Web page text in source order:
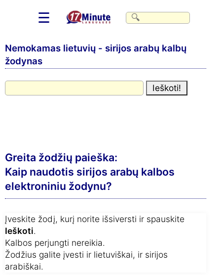
☰
Nemokamas lietuvių - sirijos arabų kalbų
žodynas
Greita žodžių paieška:
Kaip naudotis sirijos arabų kalbos
elektroniniu žodynu?
Įveskite žodį, kurį norite išsiversti ir spauskite
Ieškoti.
Kalbos perjungti nereikia.
Žodžius galite įvesti ir lietuviškai, ir sirijos
arabiškai.